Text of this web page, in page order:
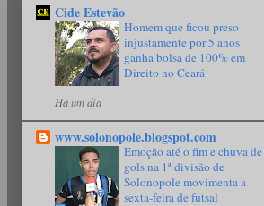
Cide Estevão
Homem que ficou preso
injustamente por 5 anos
ganha bolsa de 100% em
Direito no Ceará
Há um dia
www.solonopole.blogspot.com
Emoção até o fim e chuva de
gols na 1ª divisão de
Solonopole movimenta a
sexta-feira de futsal